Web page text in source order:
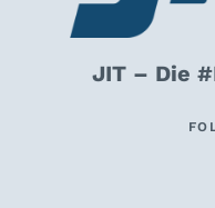
JIT – Die